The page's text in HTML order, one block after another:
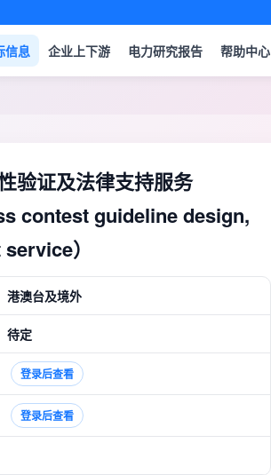
信息 企业上下游 电力研究报告 帮助中心
验证及法律支持服务
contest guideline design,
）
港澳台及境外
待定
登录后查看
登录后查看